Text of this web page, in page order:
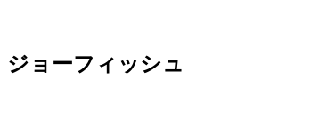
ジョーフィッシュ